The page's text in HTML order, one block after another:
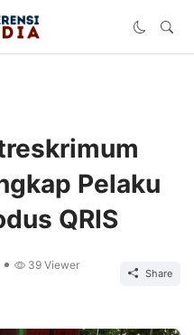
Pelaku
QRIS
39 Viewer
Share